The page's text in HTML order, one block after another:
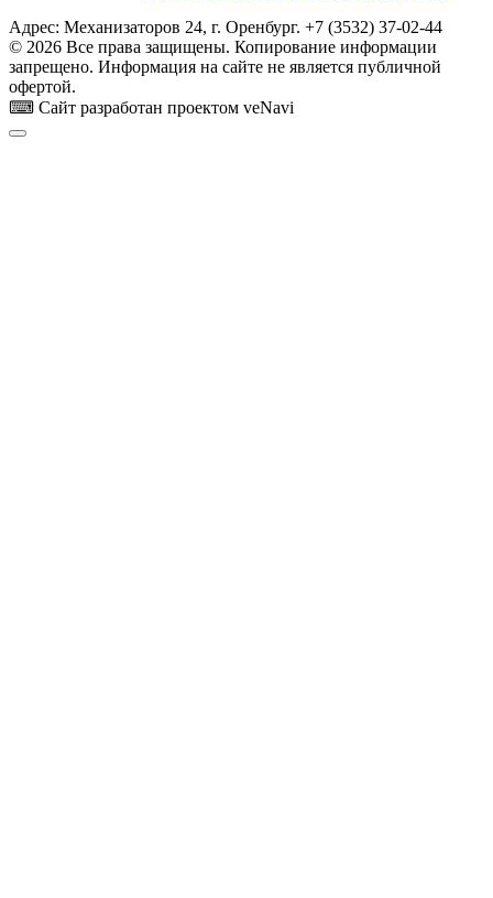
Адрес: Механизаторов 24, г. Оренбург. +7 (3532) 37-02-44
© 2026 Все права защищены. Копирование информации
запрещено. Информация на сайте не является публичной
офертой.
⌨ Сайт разработан проектом veNavi